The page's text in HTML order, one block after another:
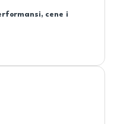
cene i